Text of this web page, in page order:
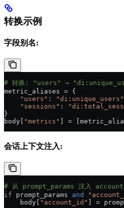
转换示例
字段别名:
# 转换: "users" →
metric_aliases = {
    "users"
: "di:unique_users"
    "sessions"
:
}
body[ "metrics" ] =
会话上下文注入:
# 从 prompt_params 注入
if prompt_params and
    body[
"account_id" ] =